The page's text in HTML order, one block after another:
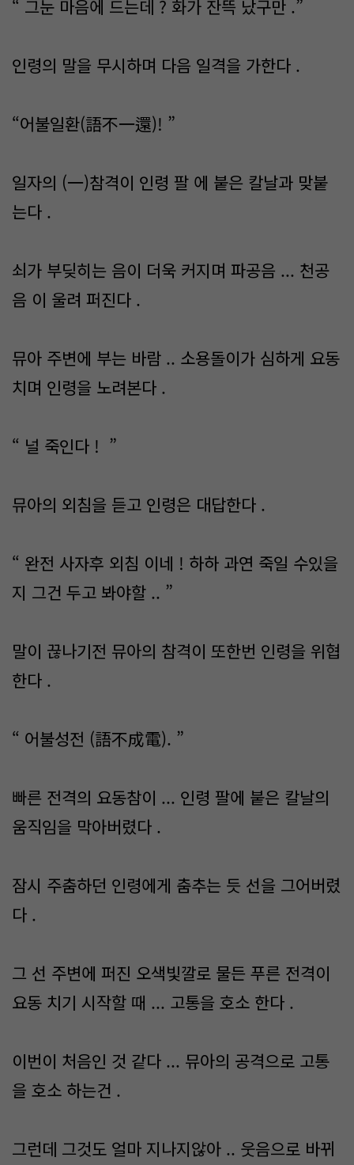
“ 그눈 마음에 드는데 ? 화가 잔뜩 났구만 .”
인령의 말을 무시하며 다음 일격을 가한다 .
“어불일환(語不一還)! ”
일자의 (一)참격이 인령 팔 에 붙은 칼날과 맞붙
는다 .
쇠가 부딪히는 음이 더욱 커지며 파공음 ... 천공
음 이 울려 퍼진다 .
뮤아 주변에 부는 바람 .. 소용돌이가 심하게 요동
치며 인령을 노려본다 .
“ 널 죽인다 ! ”
뮤아의 외침을 듣고 인령은 대답한다 .
“ 완전 사자후 외침 이네 ! 하하 과연 죽일 수있을
지 그건 두고 봐야할 .. ”
말이 끊나기전 뮤아의 참격이 또한번 인령을 위협
한다 .
“ 어불성전 (語不成電). ”
빠른 전격의 요동참이 ... 인령 팔에 붙은 칼날의
움직임을 막아버렸다 .
잠시 주춤하던 인령에게 춤추는 듯 선을 그어버렸
다 .
그 선 주변에 퍼진 오색빛깔로 물든 푸른 전격이
요동 치기 시작할 때 ... 고통을 호소 한다 .
이번이 처음인 것 같다 ... 뮤아의 공격으로 고통
을 호소 하는건 .
그런데 그것도 얼마 지나지않아 .. 웃음으로 바뀌